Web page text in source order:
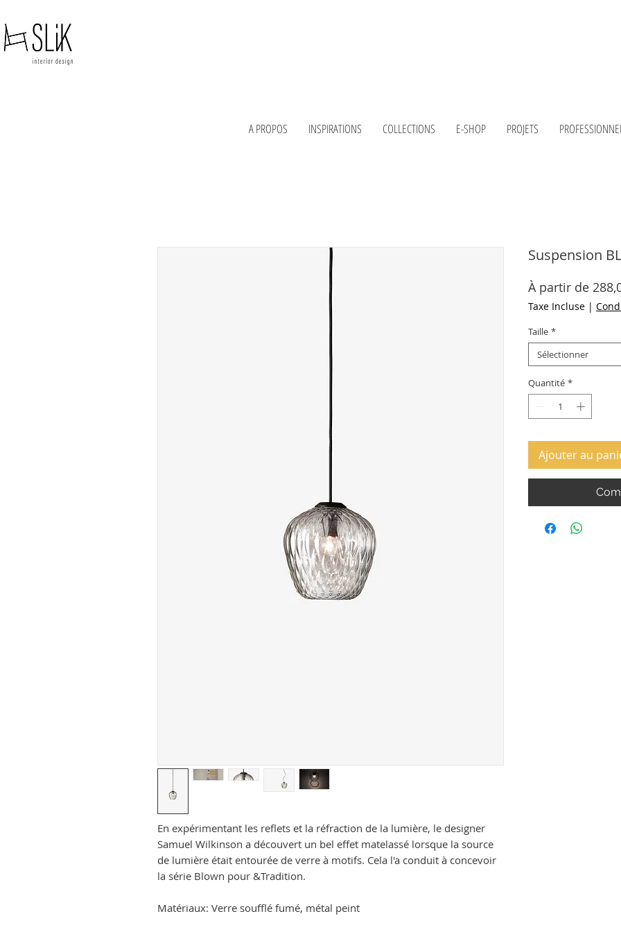
A PROPOS INSPIRATIONS COLLECTIONS E-SHOP PROJETS
En expérimentant les reflets et la réfraction de la lumière, le designer
Samuel Wilkinson a découvert un bel effet matelassé lorsque la source
de lumière était entourée de verre à motifs. Cela l'a conduit à concevoir
la série Blown pour &Tradition.
Matériaux: Verre soufflé fumé, métal peint
Suspension
À partir de
Taxe Incluse |
Taille *
Sélectionner
Quantité *
Ajouter au